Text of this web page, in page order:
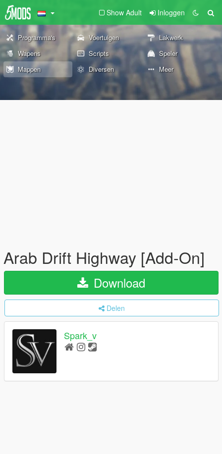
Show Adult Inloggen
Programma's Voertuigen
Lakwerk
Wapens
Scripts
Speler
Mappen
Diversen Meer
Arab Drift Highway [Add-On]
Download
Delen
Spark_v